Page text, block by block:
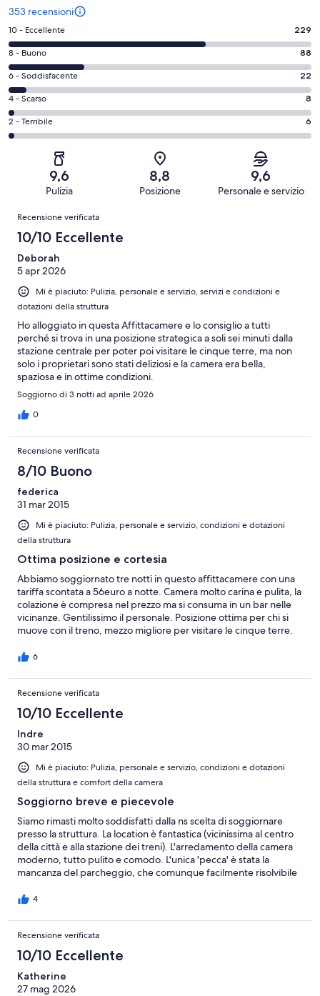
353 recensioni
Valutazione
di
10
-
Eccellente.
229
su
353
recensioni
10 - Eccellente 229
Valutazione
di
8
-
Buono.
88
su
recensioni
8 - Buono 88
Valutazione
di
6
-
Soddisfacente.
recensioni
6 - Soddisfacente 22
Valutazione
di
4
recensioni
4 - Scarso 8
Valutazione
di
Terribile.
su
recensioni
2 - Terribile 6
9,6
Pulizia
8,8
Posizione
9,6
Personale e servizio
Recensioni
Recensione verificata
10/10 Eccellente
Deborah
5 apr 2026
Mi è piaciuto: Pulizia, personale e servizio, servizi e condizioni e
dotazioni della struttura
Ho alloggiato in questa Affittacamere e lo consiglio a tutti
perché si trova in una posizione strategica a soli sei minuti dalla
stazione centrale per poter poi visitare le cinque terre, ma non
solo i proprietari sono stati deliziosi e la camera era bella,
spaziosa e in ottime condizioni.
Soggiorno di 3 notti ad aprile 2026
0
Recensione verificata
8/10 Buono
federica
31 mar 2015
Mi è piaciuto: Pulizia, personale e servizio, condizioni e dotazioni
della struttura
Ottima posizione e cortesia
Abbiamo soggiornato tre notti in questo affittacamere con una
tariffa scontata a 56euro a notte. Camera molto carina e pulita, la
colazione è compresa nel prezzo ma si consuma in un bar nelle
vicinanze. Gentilissimo il personale. Posizione ottima per chi si
muove con il treno, mezzo migliore per visitare le cinque terre.
centro e velocemente si arriva fino al porto.
6
Recensione verificata
10/10 Eccellente
Indre
30 mar 2015
Mi è piaciuto: Pulizia, personale e servizio, condizioni e dotazioni
della struttura e comfort della camera
Soggiorno breve e piecevole
Siamo rimasti molto soddisfatti dalla ns scelta di soggiornare
presso la struttura. La location è fantastica (vicinissima al centro
della città e alla stazione dei treni). L'arredamento della camera
moderno, tutto pulito e comodo. L'unica 'pecca' è stata la
mancanza del parcheggio, che comunque facilmente risolvibile
(sig.ra Elisa) molto gentile e cortese. Consiglierei a tutti la
4
Recensione verificata
10/10 Eccellente
Katherine
27 mag 2026